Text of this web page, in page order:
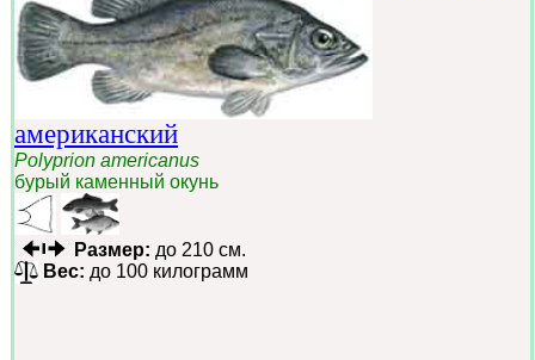
американский
Polyprion americanus
бурый каменный окунь
Размер: до 210 см.
Вес: до 100 килограмм